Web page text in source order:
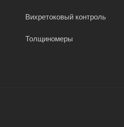
Вихретоковый контроль
Толщиномеры